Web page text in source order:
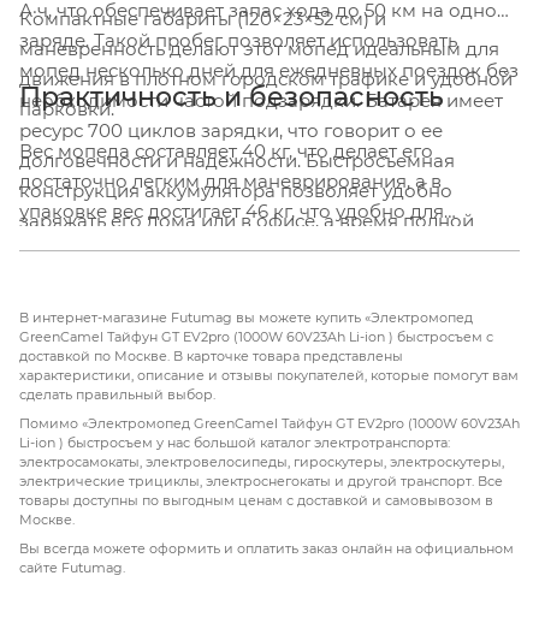
Компактные габариты (120×23×52 см) и
маневренность делают этот мопед идеальным для
движения в плотном городском трафике и удобной
парковки.
А·ч, что обеспечивает запас хода до 50 км на одном
заряде. Такой пробег позволяет использовать
мопед несколько дней для ежедневных поездок без
необходимости частой подзарядки. Батарея имеет
ресурс 700 циклов зарядки, что говорит о ее
долговечности и надежности. Быстросъемная
конструкция аккумулятора позволяет удобно
заряжать его дома или в офисе, а время полной
зарядки от сети составляет всего 6 часов.
Практичность и безопасность
Вес мопеда составляет 40 кг, что делает его
достаточно легким для маневрирования, а в
упаковке вес достигает 46 кг, что удобно для
дисковых тормозов обеспечивает эффективное и
надежное торможение на разных скоростях.
Электромопед Тайфун GT EV2pro станет отличным
выбором для тех, кто ищет экономичный,
экологичный и маневренный транспорт для
повседневных поездок по городу.
В интернет-магазине Futumag вы можете купить «Электромопед
GreenCamel Тайфун GT EV2pro (1000W 60V23Ah Li-ion ) быстросъем с
доставкой по Москве. В карточке товара представлены
характеристики, описание и отзывы покупателей, которые помогут вам
сделать правильный выбор.
Помимо «Электромопед GreenCamel Тайфун GT EV2pro (1000W 60V23Ah
Li-ion ) быстросъем у нас большой каталог электротранспорта:
электросамокаты, электровелосипеды, гироскутеры, электроскутеры,
электрические трициклы, электроснегокаты и другой транспорт. Все
товары доступны по выгодным ценам с доставкой и самовывозом в
Москве.
Вы всегда можете оформить и оплатить заказ онлайн на официальном
сайте Futumag.